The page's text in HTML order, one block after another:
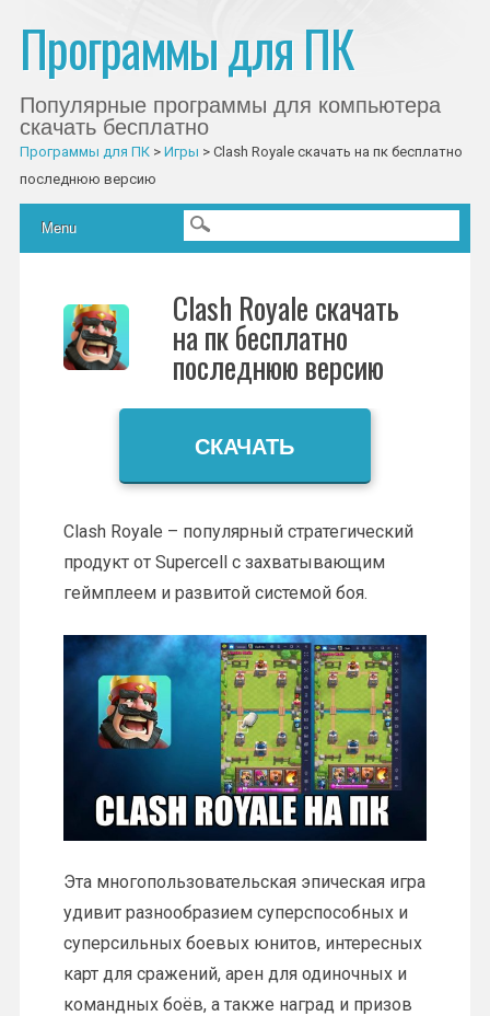
Программы для ПК
Популярные программы для компьютера
скачать бесплатно
Программы для ПК> Игры > Clash Royale скачать на пк бесплатно
последнюю версию
Главное меню
Skip to content
Menu
Clash Royale скачать
на пк бесплатно
последнюю версию
СКАЧАТЬ
Clash Royale – популярный стратегический
продукт от Supercell с захватывающим
геймплеем и развитой системой боя.
Эта многопользовательская эпическая игра
удивит разнообразием суперспособных и
суперсильных боевых юнитов, интересных
карт для сражений, арен для одиночных и
командных боёв, а также наград и призов